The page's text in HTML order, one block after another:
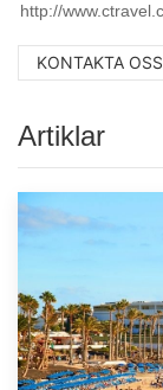
KONTAKTA OSS
Artiklar